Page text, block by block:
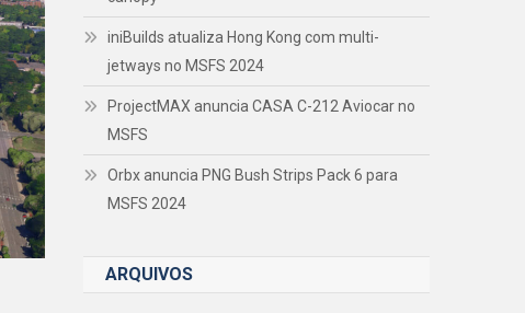
iniBuilds atualiza Hong Kong com multi-
jetways no MSFS 2024
ProjectMAX anuncia CASA C-212 Aviocar no
MSFS
Orbx anuncia PNG Bush Strips Pack 6 para
MSFS 2024
ARQUIVOS